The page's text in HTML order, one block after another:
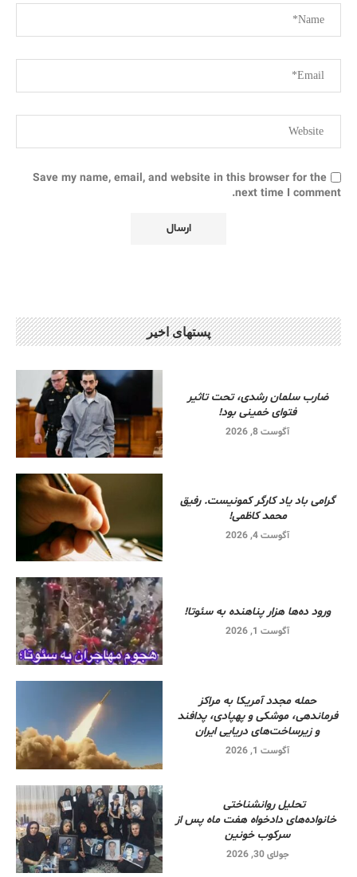
Save my name, email, and website in this browser for the
next time I comment.
پستهای اخیر
ضارب سلمان رشدی، تحت تاثیر
فتوای خمینی بود!
آگوست 8, 2026
گرامی باد یاد کارگر کمونیست. رفیق
محمد کاظمی!
آگوست 4, 2026
ورود ده‌ها هزار پناهنده به سئوتا!
آگوست 1, 2026
حمله مجدد آمریکا به مراکز
فرماندهی، موشکی و پهپادی، پدافند
و زیرساخت‌های دریایی ایران
آگوست 1, 2026
تحلیل روانشناختی
خانواده‌های دادخواه هفت ماه پس از
سرکوب خونین
جولای 30, 2026